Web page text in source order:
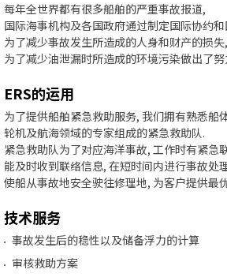
每年全世界都有很多船舶的严重事故报道,
国际海事机构及各国政府通过制定国际协约
为了减少事故发生所造成的人身和财产的损失,
为了减少油泄漏时所造成的环境污染做出了努
ERS的运用
为了提供船舶紧急救助服务, 我们拥有熟悉船体
轮机及航海领域的专家组成的紧急救助队.
紧急救助队为了对应海洋事故, 工作时有紧急
能及时收到联络信息, 在短时间内进行事故处
使船从事故地安全驶往修理地, 为客户提供最
技术服务
事故发生后的稳性以及储备浮力的计算
审核救助方案